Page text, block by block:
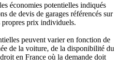
économies potentielles indiqués
de devis de garages référencés sur
propres prix individuels.
peuvent varier en fonction de
de la voiture, de la disponibilité du
en France où la demande doit